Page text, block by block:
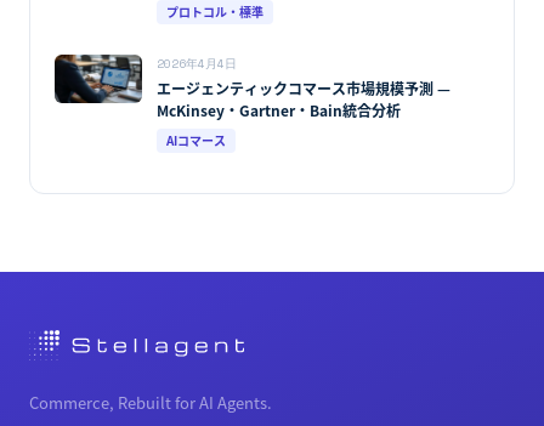
プロトコル・標準
2026年4月4日
エージェンティックコマース市場規模予測 —
McKinsey・Gartner・Bain統合分析
AIコマース
Commerce, Rebuilt for AI Agents.